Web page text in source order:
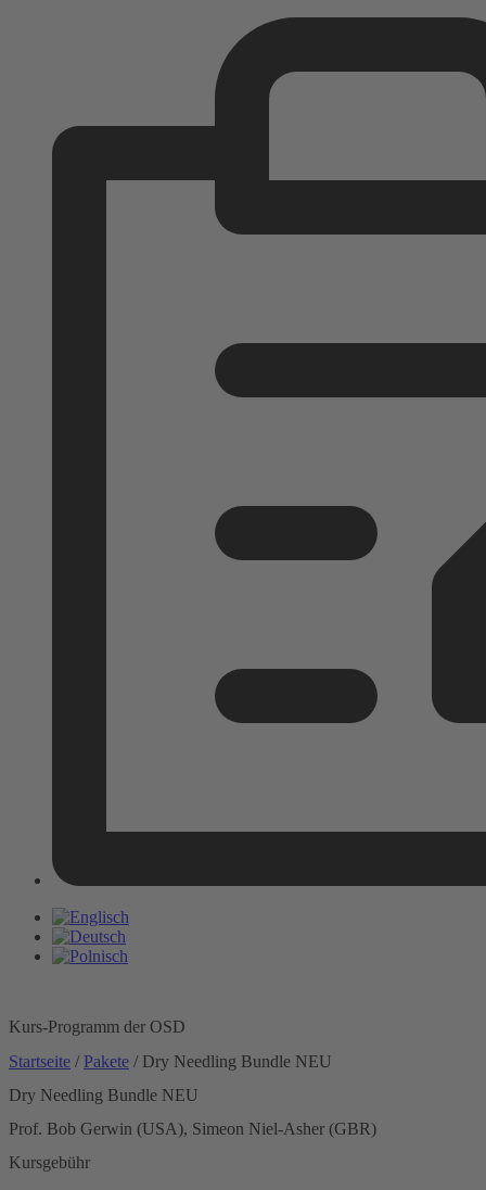
Kurs-Programm der OSD
Startseite / Pakete / Dry Needling Bundle NEU
Dry Needling Bundle NEU
Prof. Bob Gerwin (USA), Simeon Niel-Asher (GBR)
Kursgebühr